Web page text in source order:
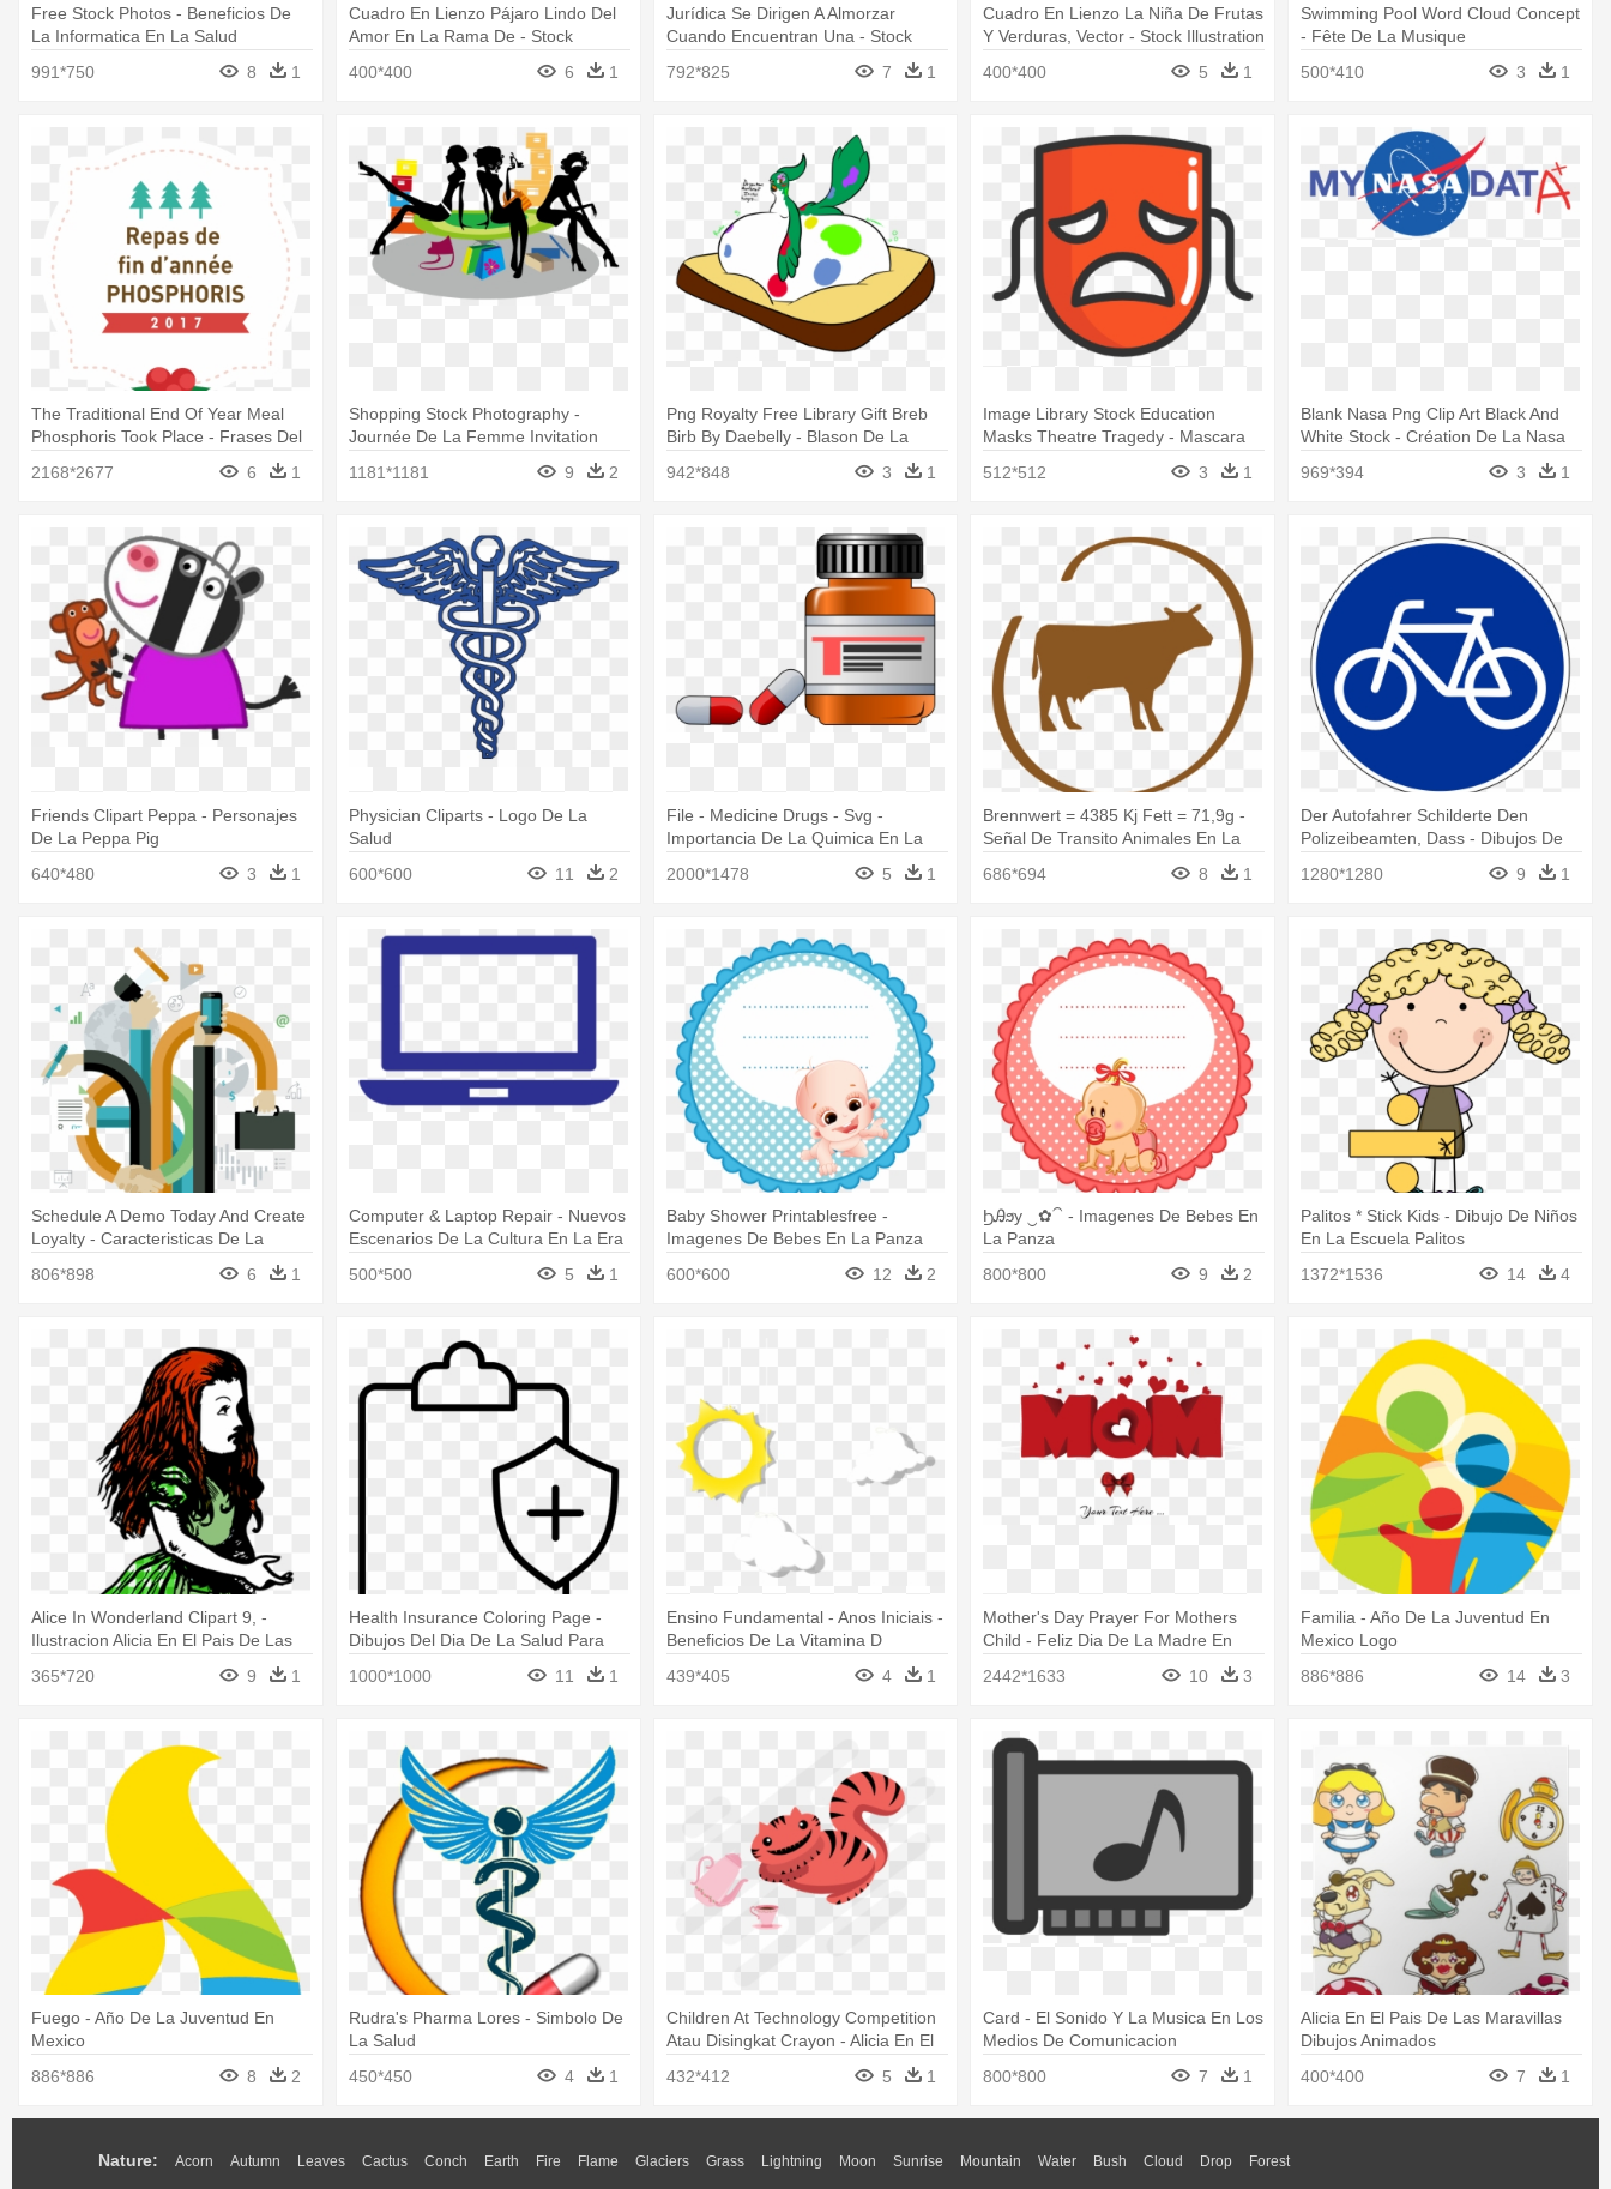
Free Stock Photos - Beneficios De
La Informatica En La Salud
991*750
8 1
Cuadro En Lienzo Pájaro Lindo Del
Amor En La Rama De - Stock
400*400 6 1
Jurídica Se Dirigen A Almorzar
Cuando Encuentran Una - Stock
792*825 7 1
Cuadro En Lienzo La Niña De Frutas
Y Verduras, Vector - Stock Illustration
400*400
5 1
Swimming Pool Word Cloud Concept
- Fête De La Musique
500*410
3 1
The Traditional End Of Year Meal
Phosphoris Took Place - Frases Del
2168*2677 6 1
Shopping Stock Photography -
Journée De La Femme Invitation
1181*1181
9 2
Png Royalty Free Library Gift Breb
Birb By Daebelly - Blason De La
942*848 3 1
Image Library Stock Education
Masks Theatre Tragedy - Mascara
512*512 3 1
Blank Nasa Png Clip Art Black And
White Stock - Création De La Nasa
969*394
3 1
Friends Clipart Peppa - Personajes
De La Peppa Pig
640*480
3 1
Physician Cliparts - Logo De La
Salud
600*600
11 2
File - Medicine Drugs - Svg -
Importancia De La Quimica En La
2000*1478 5 1
Brennwert = 4385 Kj Fett = 71,9g -
Señal De Transito Animales En La
686*694 8 1
Der Autofahrer Schilderte Den
Polizeibeamten, Dass - Dibujos De
Caricatura
1280*1280 9 1
Schedule A Demo Today And Create
Loyalty - Caracteristicas De La
806*898 6 1
Computer & Laptop Repair - Nuevos
Escenarios De La Cultura En La Era
500*500 5 1
Baby Shower Printablesfree -
Imagenes De Bebes En La Panza
600*600
12 2
ϦᎯϧy ‿✿⁀ - Imagenes De Bebes En
La Panza
800*800
9 2
Palitos * Stick Kids - Dibujo De Niños
En La Escuela Palitos
1372*1536
14 4
Alice In Wonderland Clipart 9, -
Ilustracion Alicia En El Pais De Las
365*720 9 1
Health Insurance Coloring Page -
Dibujos Del Dia De La Salud Para
1000*1000 11 1
Ensino Fundamental - Anos Iniciais -
Beneficios De La Vitamina D
439*405
4 1
Mother's Day Prayer For Mothers
Child - Feliz Dia De La Madre En
2442*1633 10 3
Familia - Año De La Juventud En
Mexico Logo
886*886
14 3
Fuego - Año De La Juventud En
Mexico
886*886
8 2
Rudra's Pharma Lores - Simbolo De
La Salud
450*450
4 1
Children At Technology Competition
Atau Disingkat Crayon - Alicia En El
432*412 5 1
Card - El Sonido Y La Musica En Los
Medios De Comunicacion
800*800
7 1
Alicia En El Pais De Las Maravillas
Dibujos Animados
400*400
7 1
Nature: Acorn Autumn Leaves Cactus Conch Earth Fire Flame Glaciers Grass Lightning Moon Sunrise Mountain Water Bush Cloud Drop Forest